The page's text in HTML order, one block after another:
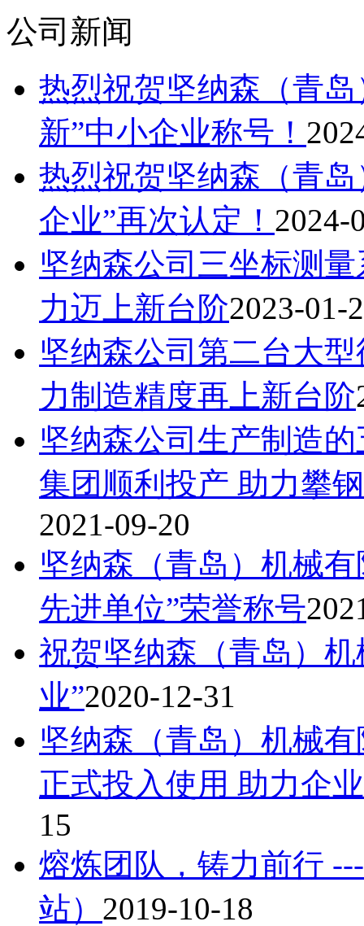
公司新闻
热烈祝贺坚纳森（青
新”中小企业称号！
热烈祝贺坚纳森（青
企业”再次认定！ 2024-
坚纳森公司三坐标测
力迈上新台阶2023-01-
坚纳森公司第二台大
力制造精度再上新台阶
坚纳森公司生产制造
集团顺利投产 助力攀
2021-09-20
坚纳森（青岛）机械
先进单位”荣誉称号
祝贺坚纳森（青岛）
业”2020-12-31
坚纳森（青岛）机械
正式投入使用 助力企
15
熔炼团队，铸力前行
站） 2019-10-18